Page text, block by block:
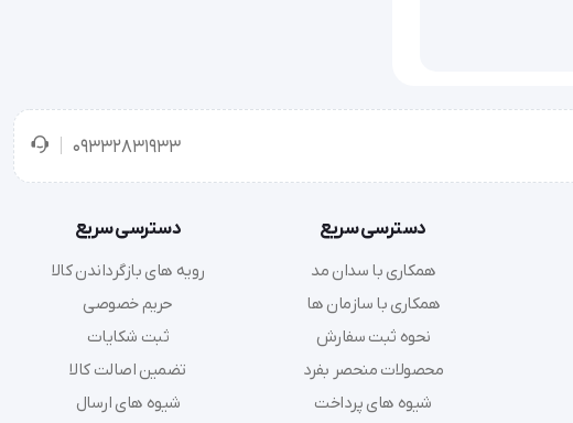
09332831933
دسترسی سریع
همکاری با سدان مد
همکاری با سازمان ها
نحوه ثبت سفارش
محصولات منحصر بفرد
شیوه های پرداخت
دسترسی سریع
رویه های بازگرداندن کالا
حریم خصوصی
ثبت شکایات
تضمین اصالت کالا
شیوه های ارسال